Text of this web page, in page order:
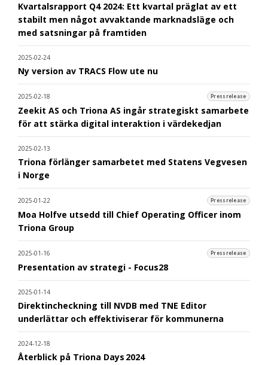
Kvartalsrapport Q4 2024: Ett kvartal präglat av ett
stabilt men något avvaktande marknadsläge och
med satsningar på framtiden
2025-02-24
Ny version av TRACS Flow ute nu
2025-02-18 Pressrelease
Zeekit AS och Triona AS ingår strategiskt samarbete
för att stärka digital interaktion i värdekedjan
2025-02-13
Triona förlänger samarbetet med Statens Vegvesen
i Norge
2025-01-22 Pressrelease
Moa Holfve utsedd till Chief Operating Officer inom
Triona Group
2025-01-16 Pressrelease
Presentation av strategi - Focus28
2025-01-14
Direktincheckning till NVDB med TNE Editor
underlättar och effektiviserar för kommunerna
2024-12-18
Återblick på Triona Days 2024